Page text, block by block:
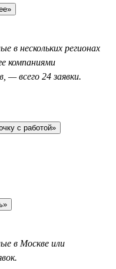
в нескольких регионах
компаниями
— всего 24 заявки.
с работой»
в Москве или